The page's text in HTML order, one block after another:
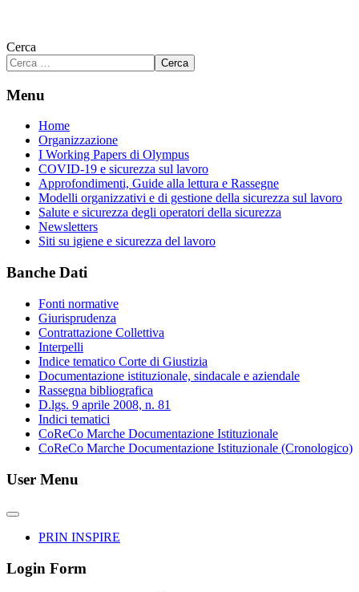
Cerca
Cerca
Menu
Home
Organizzazione
I Working Papers di Olympus
COVID-19 e sicurezza sul lavoro
Approfondimenti, Guide alla lettura e Rassegne
Modelli organizzativi e di gestione della sicurezza sul lavoro
Salute e sicurezza degli operatori della sicurezza
Newsletters
Siti su igiene e sicurezza del lavoro
Banche Dati
Fonti normative
Giurisprudenza
Contrattazione Collettiva
Interpelli
Indice tematico Corte di Giustizia
Documentazione istituzionale, sindacale e aziendale
Rassegna bibliografica
D.lgs. 9 aprile 2008, n. 81
Indici tematici
CoReCo Marche Documentazione Istituzionale
CoReCo Marche Documentazione Istituzionale (Cronologico)
User Menu
PRIN INSPIRE
Login Form